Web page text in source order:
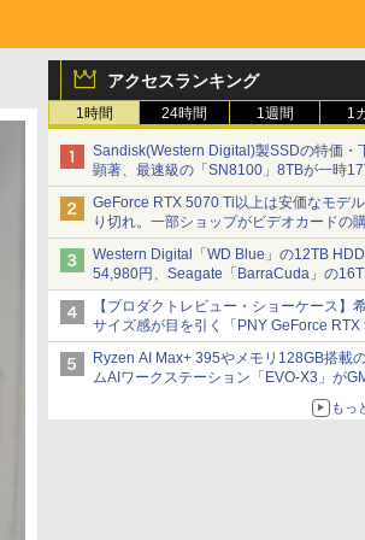
アクセスランキング
1時間 24時間 1週間 1
Sandisk(Western Digital)製SSDの特価・
顕著、最速級の「SN8100」8TBが一時
割れ [8月前半のSSD価格]
GeForce RTX 5070 Ti以上は安価なモデ
り切れ。一部ショップがビデオカードの
限を実施したニュースが注目を集める
PC Hotline! 先週のアクセスランキング 26
27日～26年8月3日
Western Digital「WD Blue」の12TB
54,980円、Seagate「BarraCuda」の
HDDが64,980円などが特売、NAS・ビジ
けは上昇傾向 [8月前半のHDD価格]
【プロダクトレビュー・ショーケース】
サイズ感が目を引く「PNY GeForce RTX
Ti 16GB OC SLIM」。準ハイエンドでも2
ット厚で長さ30cm切り！スリムボディで
ォーマンスと冷却は万全 text by 内田 泰仁
Ryzen AI Max+ 395やメモリ128GB搭載
ムAIワークステーション「EVO-X3」が
もっ